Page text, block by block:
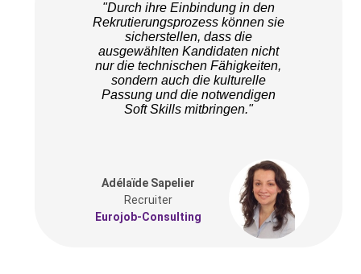
"Durch ihre Einbindung in den
Rekrutierungsprozess können sie
sicherstellen, dass die
ausgewählten Kandidaten nicht
nur die technischen Fähigkeiten,
sondern auch die kulturelle
Passung und die notwendigen
Soft Skills mitbringen."
Adélaïde Sapelier
Recruiter
Eurojob-Consulting